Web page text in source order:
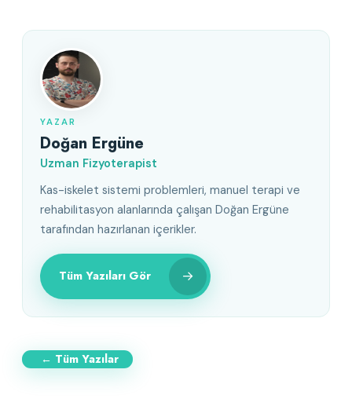
YAZAR
Doğan Ergüne
Uzman Fizyoterapist
Kas-iskelet sistemi problemleri, manuel terapi ve
rehabilitasyon alanlarında çalışan Doğan Ergüne
tarafından hazırlanan içerikler.
Tüm Yazıları Gör →
← Tüm Yazılar